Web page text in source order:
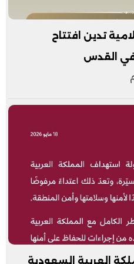
تدين افتتاح
في القدس
العربية السعودية